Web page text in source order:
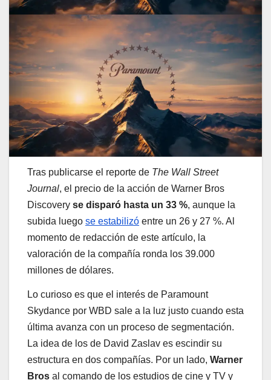
Tras publicarse el reporte de The Wall Street
Journal, el precio de la acción de Warner Bros
Discovery se disparó hasta un 33 %, aunque la
subida luego se estabilizó entre un 26 y 27 %. Al
momento de redacción de este artículo, la
valoración de la compañía ronda los 39.000
millones de dólares.
Lo curioso es que el interés de Paramount
Skydance por WBD sale a la luz justo cuando esta
última avanza con un proceso de segmentación.
La idea de los de David Zaslav es escindir su
estructura en dos compañías. Por un lado, Warner
Bros al comando de los estudios de cine y TV y